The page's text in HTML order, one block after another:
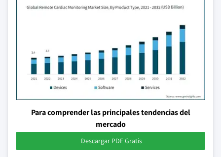
Para comprender las principales tendencias del
mercado
Descargar PDF Gratis